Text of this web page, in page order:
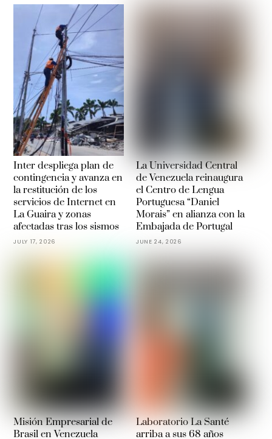
Inter despliega plan de
contingencia y avanza en
la restitución de los
servicios de Internet en
La Guaira y zonas
afectadas tras los sismos
JULY 17, 2026
La Universidad Central
de Venezuela reinaugura
el Centro de Lengua
Portuguesa “Daniel
Morais” en alianza con la
Embajada de Portugal
JUNE 24, 2026
Misión Empresarial de
Brasil en Venezuela
Laboratorio La Santé
arriba a sus 68 años